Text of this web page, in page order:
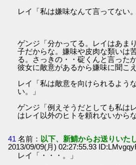
レイ「私は嫌味なんて言ってない。
ゲンジ「分かってる。レイはあま
子だからな。嫌味や皮肉な類いは
る。さっきの・・碇くんと言った
彼女に敵意があるから嫌味に聞こ
レイ「私は敵意を向けられるよう
い。」
ゲンジ「例えそうだとしても私は
はレイ以外のヒトを頼れないからな
41 名前： 以下、新鯖からお送りいた
2013/09/09(月) 02:27:55.93
レイ「・・・。」